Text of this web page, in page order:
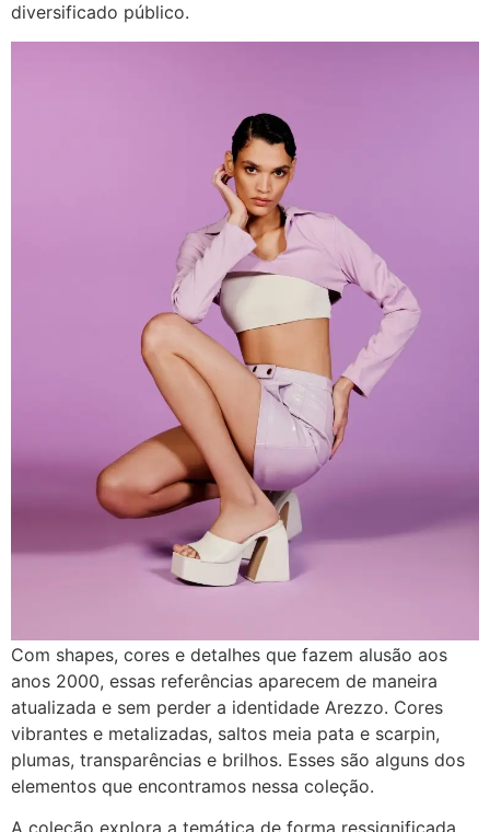
diversificado público.
Com shapes, cores e detalhes que fazem alusão aos
anos 2000, essas referências aparecem de maneira
atualizada e sem perder a identidade Arezzo. Cores
vibrantes e metalizadas, saltos meia pata e scarpin,
plumas, transparências e brilhos. Esses são alguns dos
elementos que encontramos nessa coleção.
A coleção explora a temática de forma ressignificada,